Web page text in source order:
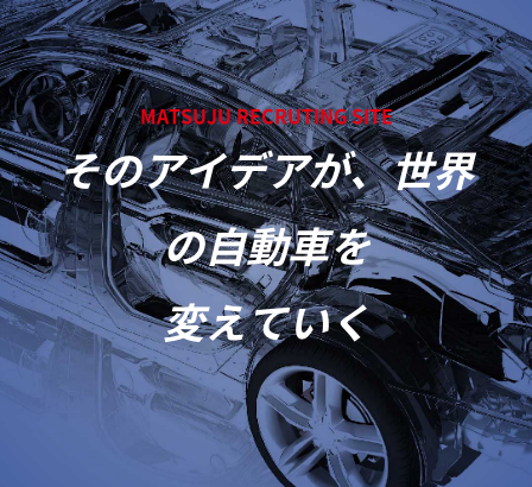
MATSUJU RECRUTING SITE
そのアイデアが、世界
の自動車を
変えていく